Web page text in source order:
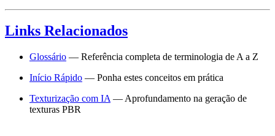
Links Relacionados
Glossário — Referência completa de terminologia de A a Z
Início Rápido — Ponha estes conceitos em prática
Texturização com IA — Aprofundamento na geração de
texturas PBR